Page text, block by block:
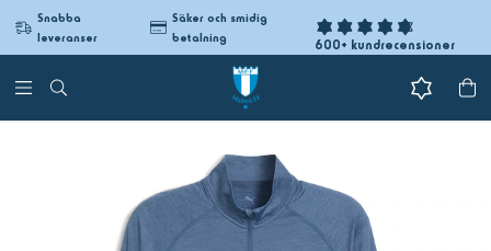
Snabba
leveranser
Säker och smidig
betalning
600+ kundrecensioner